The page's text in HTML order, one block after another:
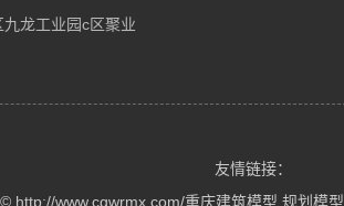
龙工业园c区聚业
友情链接：
http://www.cqwrmx.com/重庆建筑模型 规划模型